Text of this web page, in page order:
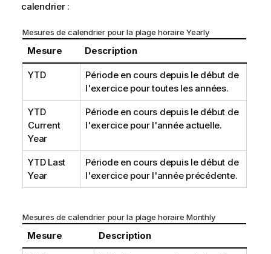
calendrier :
Mesures de calendrier pour la plage horaire Yearly
Mesure Description
YTD
Période en cours depuis le début de
l'exercice pour toutes les années.
YTD
Current
Year
Période en cours depuis le début de
l'exercice pour l'année actuelle.
YTD Last
Year
Période en cours depuis le début de
l'exercice pour l'année précédente.
Mesures de calendrier pour la plage horaire Monthly
Mesure Description